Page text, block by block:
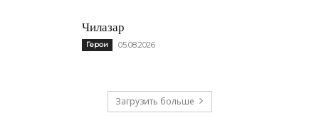
Чилазар
Герои 05.08.2026
Загрузить больше